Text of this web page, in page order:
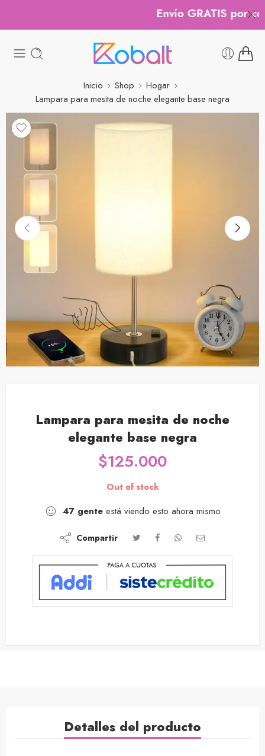
Envío GRATIS por
Inicio Shop
Hogar
Lampara para mesita de noche elegante base negra
Lampara para mesita de noche
elegante base negra
$125.000
Out of stock
47 genteestá viendo esto ahora mismo
Compartir
Detalles del producto